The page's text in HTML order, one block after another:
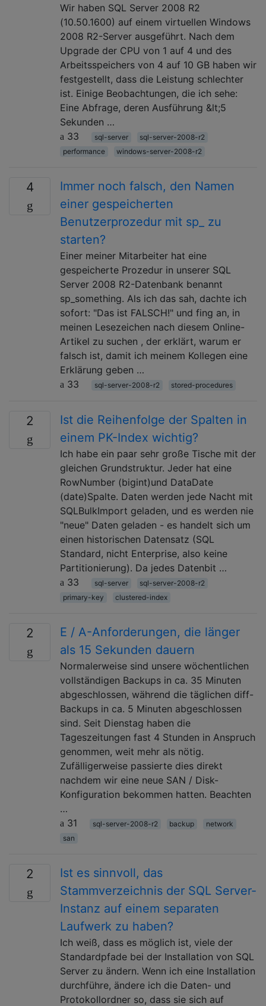
Wir haben SQL Server 2008 R2
(10.50.1600) auf einem virtuellen Windows
2008 R2-Server ausgeführt. Nach dem
Upgrade der CPU von 1 auf 4 und des
Arbeitsspeichers von 4 auf 10 GB haben wir
festgestellt, dass die Leistung schlechter
ist. Einige Beobachtungen, die ich sehe:
Eine Abfrage, deren Ausführung &lt;5
Sekunden …
33
sql-server
sql-server-2008-r2
performance
windows-server-2008-r2
4
Immer noch falsch, den Namen
einer gespeicherten
Benutzerprozedur mit sp_ zu
starten?
Einer meiner Mitarbeiter hat eine
gespeicherte Prozedur in unserer SQL
Server 2008 R2-Datenbank benannt
sp_something. Als ich das sah, dachte ich
sofort: "Das ist FALSCH!" und fing an, in
meinen Lesezeichen nach diesem Online-
Artikel zu suchen , der erklärt, warum er
falsch ist, damit ich meinem Kollegen eine
Erklärung geben …
33
sql-server-2008-r2 stored-procedures
2
Ist die Reihenfolge der Spalten in
einem PK-Index wichtig?
Ich habe ein paar sehr große Tische mit der
gleichen Grundstruktur. Jeder hat eine
RowNumber (bigint)und DataDate
(date)Spalte. Daten werden jede Nacht mit
SQLBulkImport geladen, und es werden nie
"neue" Daten geladen - es handelt sich um
einen historischen Datensatz (SQL
Standard, nicht Enterprise, also keine
Partitionierung). Da jedes Datenbit …
33
sql-server
sql-server-2008-r2
primary-key
clustered-index
2
E / A-Anforderungen, die länger
als 15 Sekunden dauern
Normalerweise sind unsere wöchentlichen
vollständigen Backups in ca. 35 Minuten
abgeschlossen, während die täglichen diff-
Backups in ca. 5 Minuten abgeschlossen
sind. Seit Dienstag haben die
Tageszeitungen fast 4 Stunden in Anspruch
genommen, weit mehr als nötig.
Zufälligerweise passierte dies direkt
nachdem wir eine neue SAN / Disk-
Konfiguration bekommen hatten. Beachten
…
31
sql-server-2008-r2 backup
network
san
2
Ist es sinnvoll, das
Stammverzeichnis der SQL Server-
Instanz auf einem separaten
Laufwerk zu haben?
Ich weiß, dass es möglich ist, viele der
Standardpfade bei der Installation von SQL
Server zu ändern. Wenn ich eine Installation
durchführe, ändere ich die Daten- und
Protokollordner so, dass sie sich auf